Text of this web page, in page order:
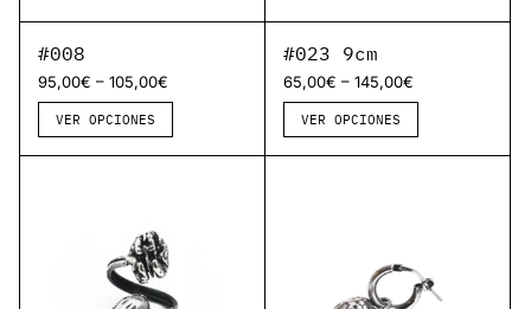
#008
95,00€ – 105,00€
VER OPCIONES
#023 9cm
65,00€ – 145,00€
VER OPCIONES